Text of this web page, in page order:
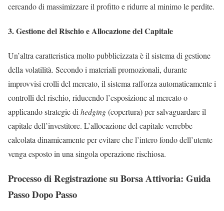
cercando di massimizzare il profitto e ridurre al minimo le perdite.
3. Gestione del Rischio e Allocazione del Capitale
Un’altra caratteristica molto pubblicizzata è il sistema di gestione
della volatilità. Secondo i materiali promozionali, durante
improvvisi crolli del mercato, il sistema rafforza automaticamente i
controlli del rischio, riducendo l’esposizione al mercato o
applicando strategie di hedging(copertura) per salvaguardare il
capitale dell’investitore. L’allocazione del capitale verrebbe
calcolata dinamicamente per evitare che l’intero fondo dell’utente
venga esposto in una singola operazione rischiosa.
Processo di Registrazione su Borsa Attivoria: Guida
Passo Dopo Passo